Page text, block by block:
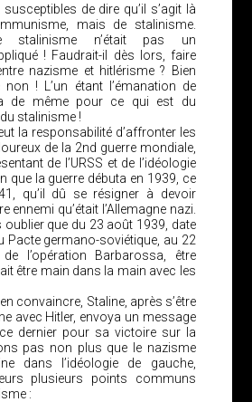
de dire qu’il s’agit là
mais de stalinisme.
stalinisme n’était pas un
! Faudrait-il dès lors, faire
nazisme et hitlérisme ? Bien
non ! L’un étant l’émanation de
de même pour ce qui est du
stalinisme !
la responsabilité d’affronter les
de la 2nd guerre mondiale,
de l’URSS et de l’idéologie
que la guerre débuta en 1939, ce
qu’il dû se résigner à devoir
ennemi qu’était l’Allemagne nazi.
oublier que du 23 août 1939, date
Pacte germano-soviétique, au 22
l’opération Barbarossa, être
être main dans la main avec les
convaincre, Staline, après s’être
avec Hitler, envoya un message
dernier pour sa victoire sur la
pas non plus que le nazisme
dans l’idéologie de gauche,
plusieurs points communs
: